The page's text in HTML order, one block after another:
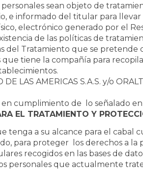
sean objeto de
e informado del titular para
electrónico generado por el
de las políticas de
del Tratamiento que se pretende
que tiene la compañía para
DE LAS AMERICAS S.A.S. y/o
en cumplimiento de lo señalado
EL TRATAMIENTO Y
tenga a su alcance para el
para proteger los derechos a
recogidos en las bases de
personales que actualmente